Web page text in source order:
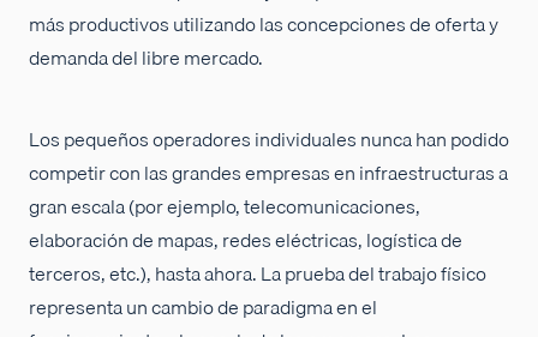
más productivos utilizando las concepciones de oferta y
demanda del libre mercado.
Los pequeños operadores individuales nunca han podido
competir con las grandes empresas en infraestructuras a
gran escala (por ejemplo, telecomunicaciones,
elaboración de mapas, redes eléctricas, logística de
terceros, etc.), hasta ahora. La prueba del trabajo físico
representa un cambio de paradigma en el